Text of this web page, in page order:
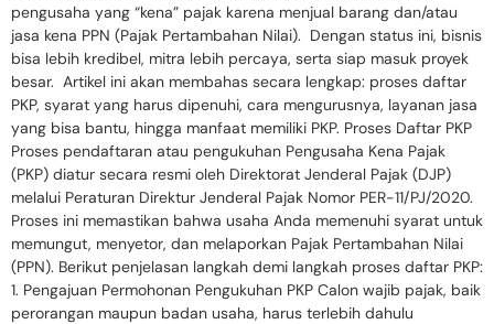
pengusaha yang “kena” pajak karena menjual barang dan/atau
jasa kena PPN (Pajak Pertambahan Nilai). Dengan status ini, bisnis
bisa lebih kredibel, mitra lebih percaya, serta siap masuk proyek
besar. Artikel ini akan membahas secara lengkap: proses daftar
PKP, syarat yang harus dipenuhi, cara mengurusnya, layanan jasa
yang bisa bantu, hingga manfaat memiliki PKP. Proses Daftar PKP
Proses pendaftaran atau pengukuhan Pengusaha Kena Pajak
(PKP) diatur secara resmi oleh Direktorat Jenderal Pajak (DJP)
melalui Peraturan Direktur Jenderal Pajak Nomor PER-11/PJ/2020.
Proses ini memastikan bahwa usaha Anda memenuhi syarat untuk
memungut, menyetor, dan melaporkan Pajak Pertambahan Nilai
(PPN). Berikut penjelasan langkah demi langkah proses daftar PKP:
1. Pengajuan Permohonan Pengukuhan PKP Calon wajib pajak, baik
perorangan maupun badan usaha, harus terlebih dahulu